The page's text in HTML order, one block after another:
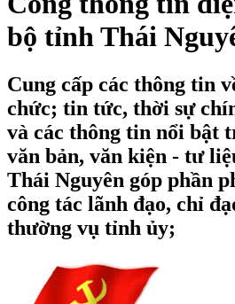
bộ tỉnh Thái
Cung cấp các thông tin
chức; tin tức, thời sự
và các thông tin nổi bật
văn bản, văn kiện - tư
Thái Nguyên góp phần
công tác lãnh đạo, chỉ
thường vụ tỉnh ủy;